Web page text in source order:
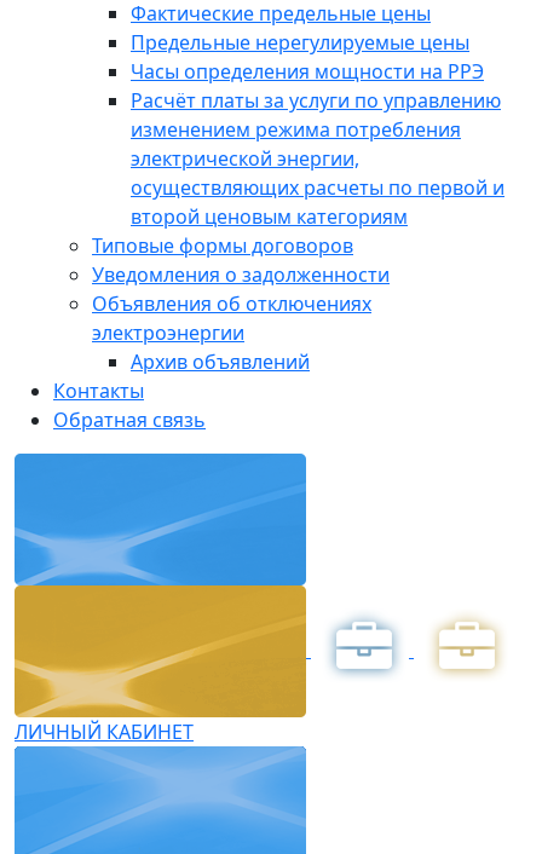
Фактические предельные цены
Предельные нерегулируемые цены
Часы определения мощности на РРЭ
Расчёт платы за услуги по управлению
изменением режима потребления
электрической энергии,
осуществляющих расчеты по первой и
второй ценовым категориям
Типовые формы договоров
Уведомления о задолженности
Объявления об отключениях
электроэнергии
Архив объявлений
Контакты
Обратная связь
ЛИЧНЫЙ КАБИНЕТ